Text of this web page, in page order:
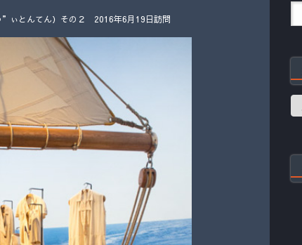
”ぃとんてん）その２ 2016年6月19日訪問
過